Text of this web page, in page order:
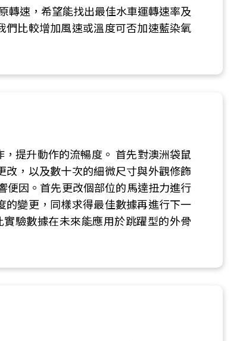
轉速，希望能找出最佳水車運轉速率及
們比較增加風速或溫度可否加速藍染氧
提升動作的流暢度。 首先對澳洲袋鼠
，以及數十次的細微尺寸與外觀修飾
便因。首先更改個部位的馬達扭力進行
的變更，同樣求得最佳數據再進行下一
驗數據在未來能應用於跳躍型的外骨